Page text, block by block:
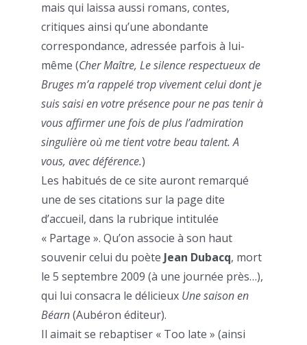
mais qui laissa aussi romans, contes,
critiques ainsi qu’une abondante
correspondance, adressée parfois à lui-
même (Cher Maître, Le silence respectueux de
Bruges m’a rappelé trop vivement celui dont je
suis saisi en votre présence pour ne pas tenir à
vous affirmer une fois de plus l’admiration
singulière où me tient votre beau talent. A
vous, avec déférence.)
Les habitués de ce site auront remarqué
une de ses citations sur la page dite
d’accueil, dans la rubrique intitulée
« Partage ». Qu’on associe à son haut
souvenir celui du poète Jean Dubacq, mort
le 5 septembre 2009 (à une journée près…),
qui lui consacra le délicieux Une saison en
Béarn(Aubéron éditeur).
Il aimait se rebaptiser « Too late » (ainsi